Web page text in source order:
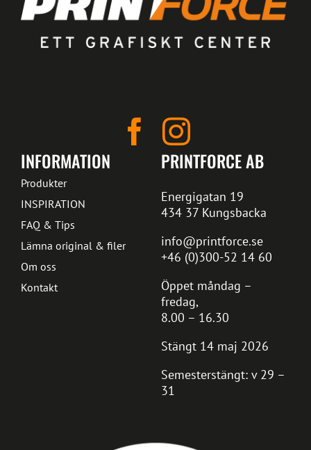
PRINTFORCE AB
Energigatan 19
434 37 Kungsbacka
info@printforce.se
+46 (0)300-52 14 60
Öppet måndag –
fredag,
8.00 – 16.30
Stängt 14 maj 2026
Semesterstängt: v 29 –
31
INFORMATION
Produkter
INSPIRATION
FAQ & Tips
Lämna original & filer
Om oss
Kontakt